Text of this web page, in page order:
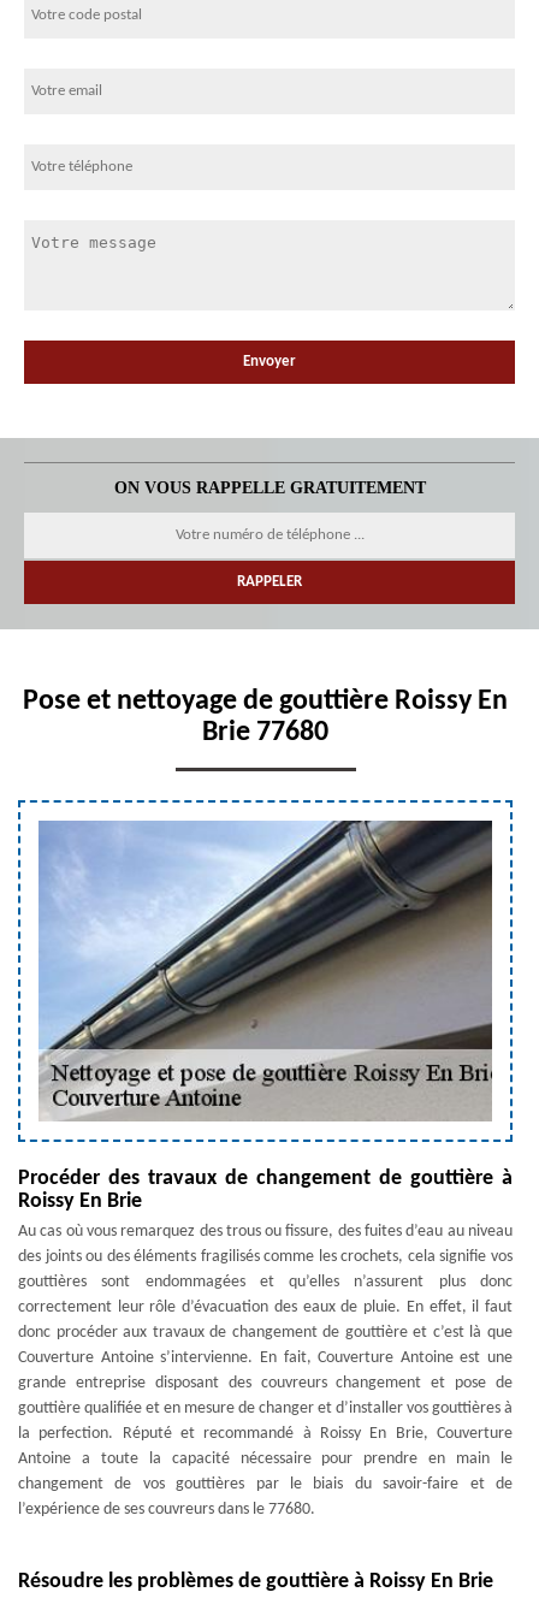
ON VOUS RAPPELLE GRATUITEMENT
Pose et nettoyage de gouttière Roissy En
Brie 77680
Procéder des travaux de changement de gouttière à
Roissy En Brie
Au cas où vous remarquez des trous ou fissure, des fuites d’eau au niveau
des joints ou des éléments fragilisés comme les crochets, cela signifie vos
gouttières sont endommagées et qu’elles n’assurent plus donc
correctement leur rôle d’évacuation des eaux de pluie. En effet, il faut
donc procéder aux travaux de changement de gouttière et c’est là que
Couverture Antoine s’intervienne. En fait, Couverture Antoine est une
grande entreprise disposant des couvreurs changement et pose de
gouttière qualifiée et en mesure de changer et d’installer vos gouttières à
la perfection. Réputé et recommandé à Roissy En Brie, Couverture
Antoine a toute la capacité nécessaire pour prendre en main le
changement de vos gouttières par le biais du savoir-faire et de
l’expérience de ses couvreurs dans le 77680.
Résoudre les problèmes de gouttière à Roissy En Brie